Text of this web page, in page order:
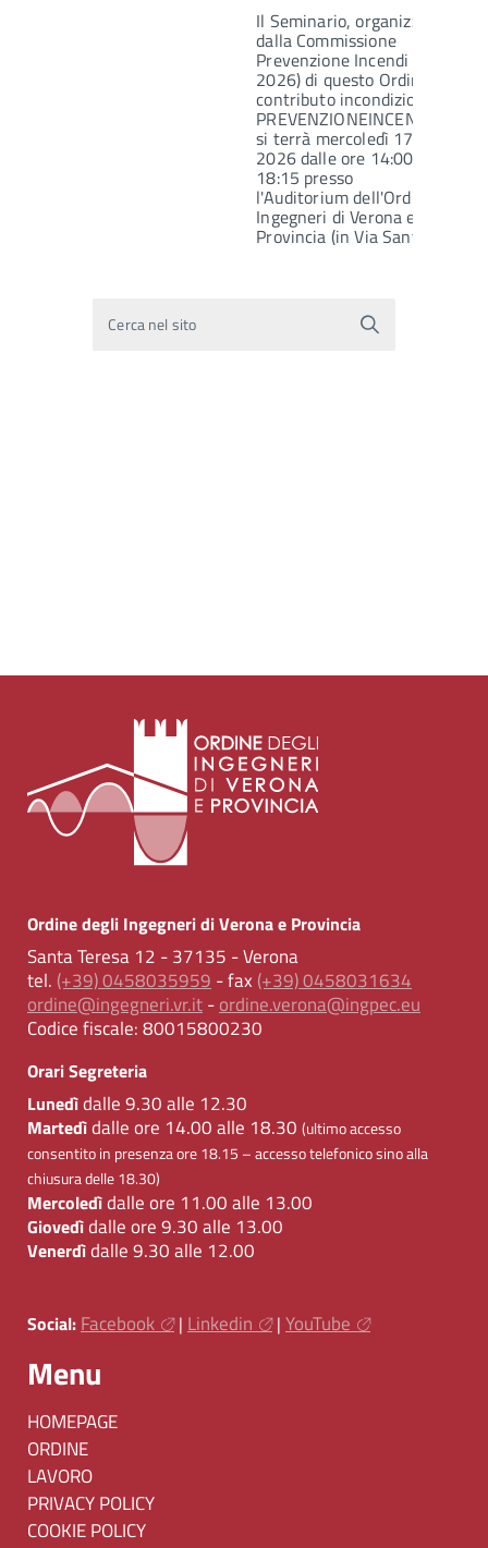
Il Seminario, organizzato
dalla Commissione
Prevenzione Incendi (2022-
2026) di questo Ordine, con il
contributo incondizionato di
PREVENZIONEINCENDITALIA,
si terrà mercoledì 17 giugno
2026 dalle ore 14:00 alle ore
18:15 presso
l'Auditorium dell'Ordine degli
Ingegneri di Verona e
Provincia (in Via Santa…
Cerca nel sito
Ordine degli Ingegneri di Verona e Provincia
Santa Teresa 12 - 37135 - Verona
tel. (+39) 0458035959 - fax (+39) 0458031634
ordine@ingegneri.vr.it-ordine.verona@ingpec.eu
Codice fiscale:80015800230
Orari Segreteria
Lunedìdalle 9.30 alle 12.30
Martedìdalle ore 14.00 alle 18.30 (ultimo accesso
consentito in presenza ore 18.15 – accesso telefonico sino alla
chiusura delle 18.30)
Mercoledìdalle ore 11.00 alle 13.00
Giovedìdalle ore 9.30 alle 13.00
Venerdìdalle 9.30 alle 12.00
Social: Facebook | Linkedin | YouTube
Menu
HOMEPAGE
ORDINE
LAVORO
PRIVACY POLICY
COOKIE POLICY